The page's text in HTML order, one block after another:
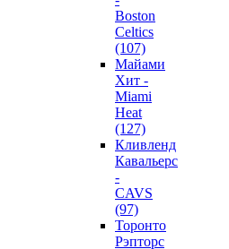
Boston
Celtics
(107)
Майами
Хит -
Miami
Heat
(127)
Кливленд
Кавальерс
-
CAVS
(97)
Торонто
Рэпторс